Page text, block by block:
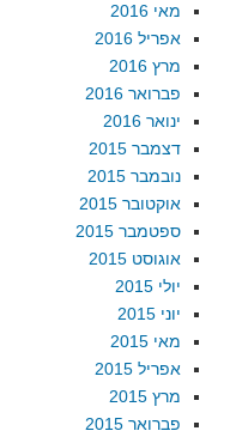
מאי 2016
אפריל 2016
מרץ 2016
פברואר 2016
ינואר 2016
דצמבר 2015
נובמבר 2015
אוקטובר 2015
ספטמבר 2015
אוגוסט 2015
יולי 2015
יוני 2015
מאי 2015
אפריל 2015
מרץ 2015
פברואר 2015